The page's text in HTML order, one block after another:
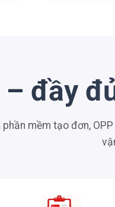
đầy
phần mềm tạo đơn,